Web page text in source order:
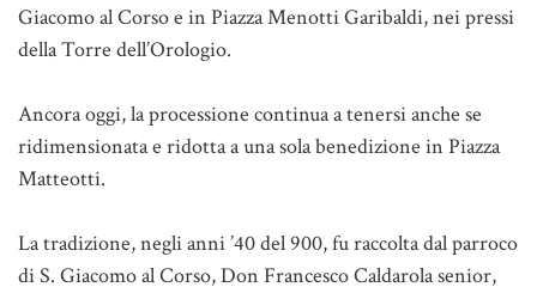
Giacomo al Corso e in Piazza Menotti Garibaldi, nei pressi
della Torre dell’Orologio.
Ancora oggi, la processione continua a tenersi anche se
ridimensionata e ridotta a una sola benedizione in Piazza
Matteotti.
La tradizione, negli anni ’40 del 900, fu raccolta dal parroco
di S. Giacomo al Corso, Don Francesco Caldarola senior,